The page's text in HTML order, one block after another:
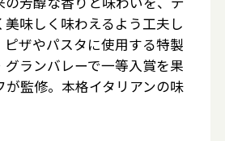
美味しく味わえるよう工夫し
ピザやパスタに使用する特製
グランバレーで一等入賞を果
が監修。本格イタリアンの味